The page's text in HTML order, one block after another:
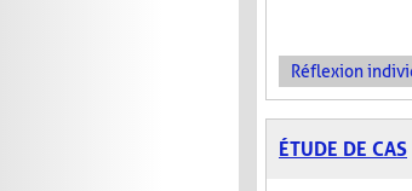
Réflexion
ÉTUDE DE CAS